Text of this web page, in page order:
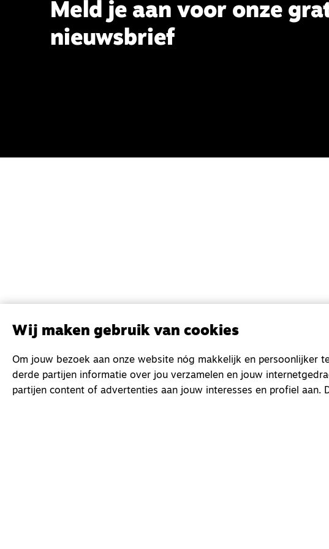
Meld je aan voor onze
nieuwsbrief
Wij maken gebruik van cookies
Om jouw bezoek aan onze website nóg makkelijk en persoonlijker
derde partijen informatie over jou verzamelen en jouw
partijen content of advertenties aan jouw interesses en profiel